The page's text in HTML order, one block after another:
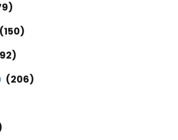
(150)
(206)